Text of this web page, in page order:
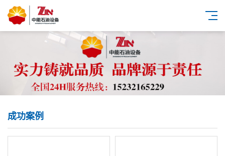
成功案例